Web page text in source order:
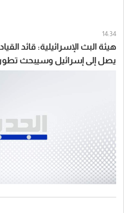
14:34
هيئة البث الإسرائيلية: قائد
يصل إلى إسرائيل وسيبحث